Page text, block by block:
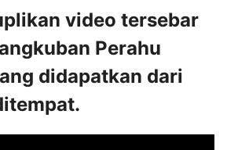
video tersebar
Perahu
didapatkan dari